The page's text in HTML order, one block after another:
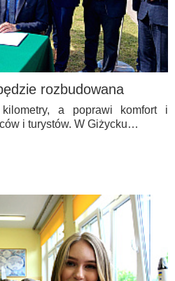
rozbudowana
a poprawi komfort i
i turystów. W Giżycku…